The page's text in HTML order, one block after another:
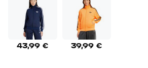
43,99 € 39,99 €